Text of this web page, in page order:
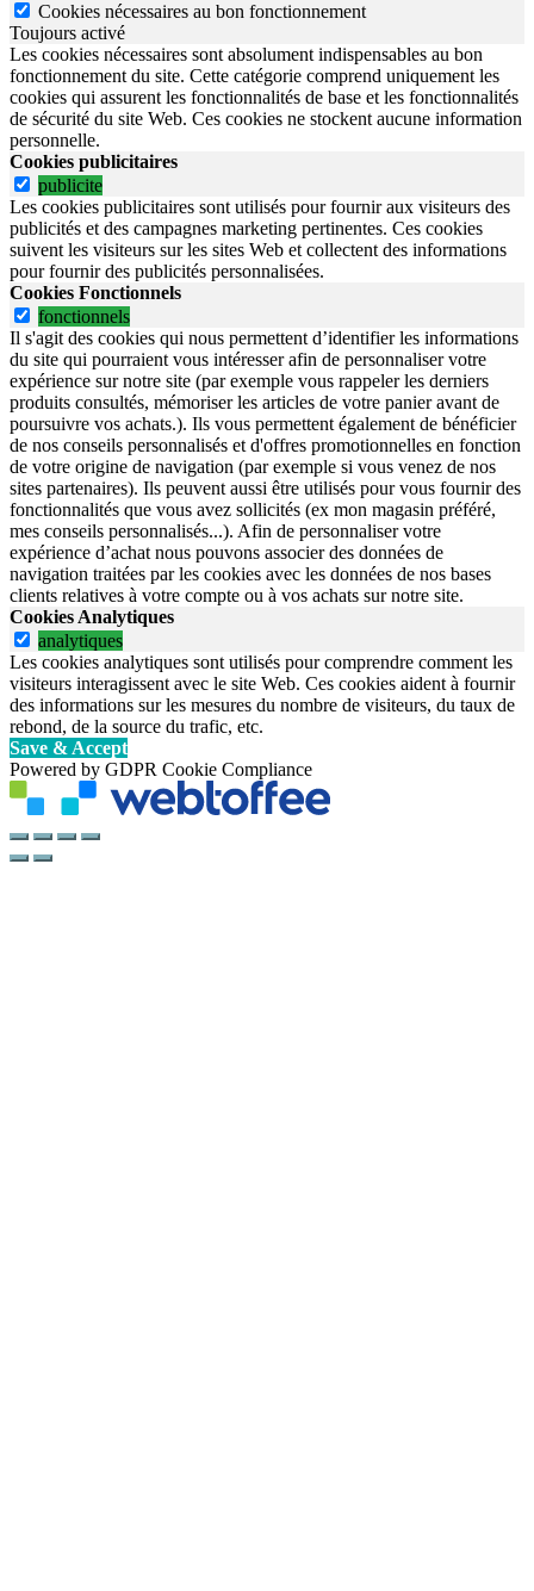
Cookies nécessaires au bon fonctionnement
Toujours activé
Les cookies nécessaires sont absolument indispensables au bon
fonctionnement du site. Cette catégorie comprend uniquement les
cookies qui assurent les fonctionnalités de base et les fonctionnalités
de sécurité du site Web. Ces cookies ne stockent aucune information
personnelle.
Cookies publicitaires
publicite
Les cookies publicitaires sont utilisés pour fournir aux visiteurs des
publicités et des campagnes marketing pertinentes. Ces cookies
suivent les visiteurs sur les sites Web et collectent des informations
pour fournir des publicités personnalisées.
Cookies Fonctionnels
fonctionnels
Il s'agit des cookies qui nous permettent d’identifier les informations
du site qui pourraient vous intéresser afin de personnaliser votre
expérience sur notre site (par exemple vous rappeler les derniers
produits consultés, mémoriser les articles de votre panier avant de
poursuivre vos achats.). Ils vous permettent également de bénéficier
de nos conseils personnalisés et d'offres promotionnelles en fonction
de votre origine de navigation (par exemple si vous venez de nos
sites partenaires). Ils peuvent aussi être utilisés pour vous fournir des
fonctionnalités que vous avez sollicités (ex mon magasin préféré,
mes conseils personnalisés...). Afin de personnaliser votre
expérience d’achat nous pouvons associer des données de
navigation traitées par les cookies avec les données de nos bases
clients relatives à votre compte ou à vos achats sur notre site.
Cookies Analytiques
analytiques
Les cookies analytiques sont utilisés pour comprendre comment les
visiteurs interagissent avec le site Web. Ces cookies aident à fournir
des informations sur les mesures du nombre de visiteurs, du taux de
rebond, de la source du trafic, etc.
Save & Accept
Powered by GDPR Cookie Compliance